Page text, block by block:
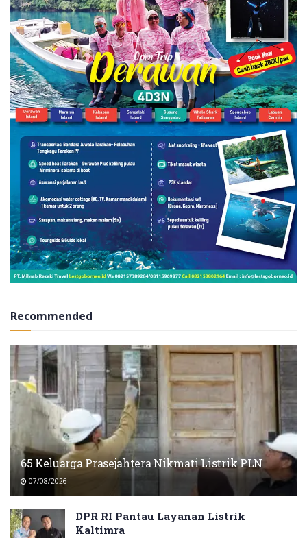
Recommended
65 Keluarga Prasejahtera Nikmati Listrik PLN
07/08/2026
DPR RI Pantau Layanan Listrik
Kaltimra